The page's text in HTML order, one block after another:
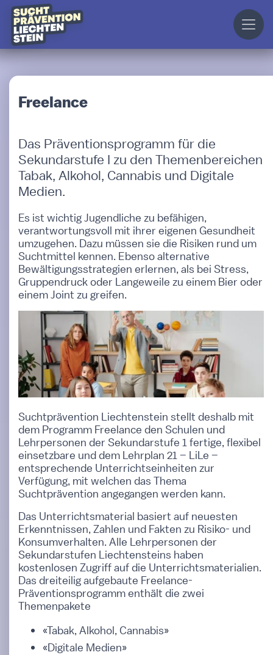
Freelance
Das Präventionsprogramm für die
Sekundarstufe I zu den Themenbereichen
Tabak, Alkohol, Cannabis und Digitale
Medien.
Es ist wichtig Jugendliche zu befähigen,
verantwortungsvoll mit ihrer eigenen Gesundheit
umzugehen. Dazu müssen sie die Risiken rund um
Suchtmittel kennen. Ebenso alternative
Bewältigungsstrategien erlernen, als bei Stress,
Gruppendruck oder Langeweile zu einem Bier oder
einem Joint zu greifen.
Suchtprävention Liechtenstein stellt deshalb mit
dem Programm Freelance den Schulen und
Lehrpersonen der Sekundarstufe 1 fertige, flexibel
einsetzbare und dem Lehrplan 21 – LiLe –
entsprechende Unterrichtseinheiten zur
Verfügung, mit welchen das Thema
Suchtprävention angegangen werden kann.
Das Unterrichtsmaterial basiert auf neuesten
Erkenntnissen, Zahlen und Fakten zu Risiko- und
Konsumverhalten. Alle Lehrpersonen der
Sekundarstufen Liechtensteins haben
kostenlosen Zugriff auf die Unterrichtsmaterialien.
Das dreiteilig aufgebaute Freelance-
Präventionsprogramm enthält die zwei
Themenpakete
«Tabak, Alkohol, Cannabis»
«Digitale Medien»